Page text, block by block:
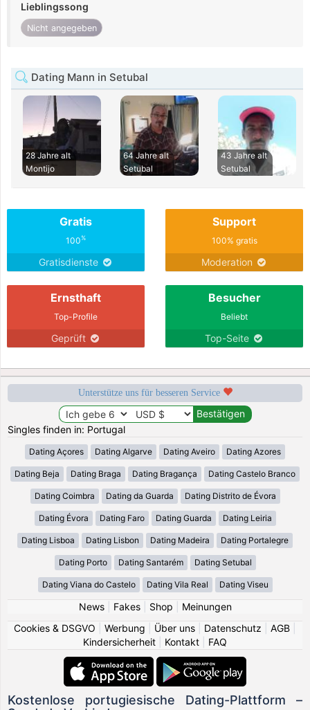
Lieblingssong
Nicht angegeben
Dating Mann in Setubal
28 Jahre alt
Montijo
64 Jahre alt
Setubal
43 Jahre alt
Setubal
Gratis
100%
Gratisdienste
Support
100% gratis
Moderation
Ernsthaft
Top-Profile
Geprüft
Besucher
Beliebt
Top-Seite
Unterstütze uns für besseren Service
Singles finden in: Portugal
Dating Açores Dating Algarve Dating Aveiro Dating Azores
Dating Beja Dating Braga Dating Bragança Dating Castelo Branco
Dating Coimbra Dating da Guarda Dating Distrito de Évora
Dating Évora Dating Faro Dating Guarda Dating Leiria
Dating Lisboa Dating Lisbon Dating Madeira Dating Portalegre
Dating Porto Dating Santarém Dating Setubal
Dating Viana do Castelo Dating Vila Real Dating Viseu
News| Fakes| Shop
Meinungen
Cookies & DSGVO
Werbung Über uns Datenschutz AGB
Kindersicherheit
Kontakt FAQ
Kostenlose portugiesische Dating-Plattform –